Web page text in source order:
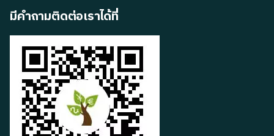
มีคำถามติดต่อเราได้ที่